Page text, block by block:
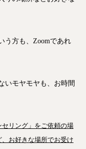
う方も、Zoomであれ
いモヤモヤも、お時間
リング」をご依頼の場
お好きな場所でお受け